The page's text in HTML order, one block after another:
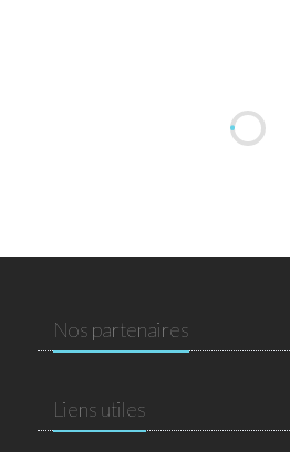
Nos partenaires
Liens utiles